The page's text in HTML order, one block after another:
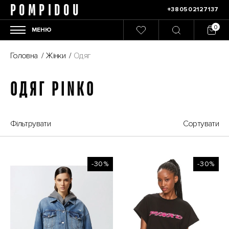
POMPIDOU +380502127137
МЕНЮ
Головна / Жінки / Одяг
ОДЯГ PINKO
Фільтрувати Сортувати
-30% -30%